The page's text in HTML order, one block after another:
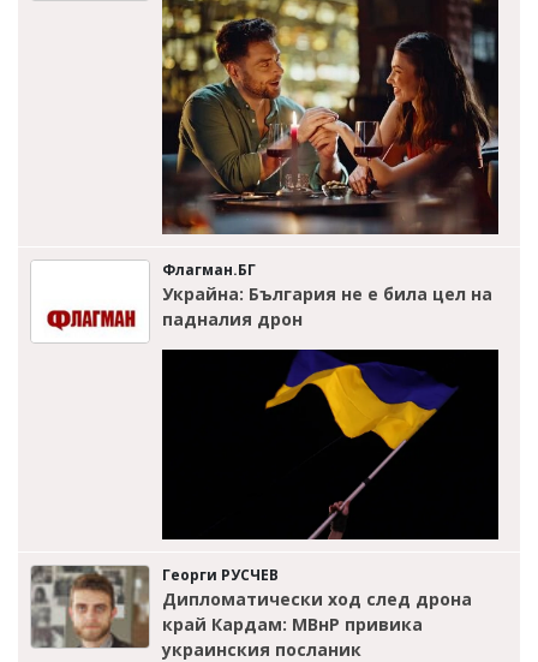
Флагман.БГ
Украйна: България не е била цел на
падналия дрон
Георги РУСЧЕВ
Дипломатически ход след дрона
край Кардам: МВнР привика
украинския посланик